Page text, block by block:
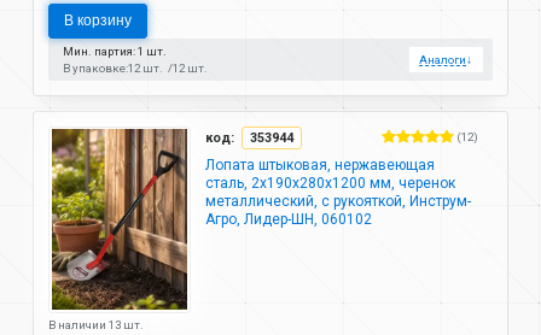
В корзину
Мин. партия: 1 шт.
В упаковке:12 шт. 12 шт.
Аналоги↓
код: 353944 (12)
Лопата штыковая, нержавеющая
сталь, 2х190х280х1200 мм, черенок
металлический, с рукояткой, Инструм-
Агро, Лидер-ШН, 060102
В наличии 13 шт.